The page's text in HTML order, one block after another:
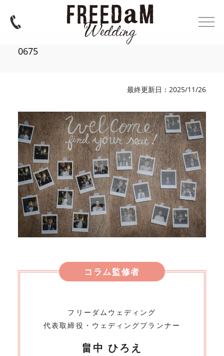
0675
最終更新日：2025/11/26
コラム監修者
フリーダムウェディング
代表取締役・ウェディングプランナー
畠中 ひろえ